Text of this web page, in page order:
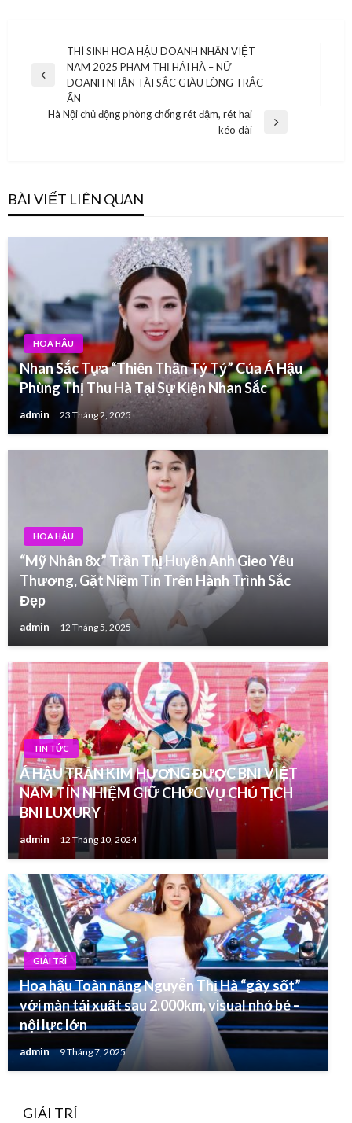
hướng
viết
Previous
THÍ SINH HOA HẬU DOANH NHÂN VIỆT
NAM 2025 PHẠM THỊ HẢI HÀ – NỮ
DOANH NHÂN TÀI SẮC GIÀU LÒNG TRẮC
ẨN
Hà Nội chủ động phòng chống rét đậm, rét hại
kéo dài
BÀI VIẾT LIÊN QUAN
HOA HẬU
Nhan Sắc Tựa “Thiên Thần Tỷ Tỷ” Của Á Hậu
Phùng Thị Thu Hà Tại Sự Kiện Nhan Sắc
admin 23 Tháng 2, 2025
HOA HẬU
“Mỹ Nhân 8x” Trần Thị Huyền Anh Gieo Yêu
Thương, Gặt Niềm Tin Trên Hành Trình Sắc
Đẹp
admin 12 Tháng 5, 2025
TIN TỨC
Á HẬU TRẦN KIM HƯƠNG ĐƯỢC BNI VIỆT
NAM TÍN NHIỆM GIỮ CHỨC VỤ CHỦ TỊCH
BNI LUXURY
admin 12 Tháng 10, 2024
GIẢI TRÍ
Hoa hậu Toàn năng Nguyễn Thị Hà “gây sốt”
với màn tái xuất sau 2.000km, visual nhỏ bé –
nội lực lớn
admin 9 Tháng 7, 2025
GIẢI TRÍ